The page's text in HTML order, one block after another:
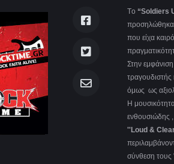
Tο “Soldiers
προσηλώθηκα
που είχα
Στην
τραγουδιστής
όμως ως
Η
ενθουσιώδης
''Loud &
σύνθεση τους